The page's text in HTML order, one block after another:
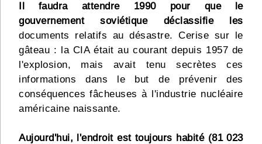
Il faudra attendre 1990 pour que le
gouvernement soviétique déclassifie les
documents relatifs au désastre. Cerise sur le
gâteau : la CIA était au courant depuis 1957 de
l'explosion, mais avait tenu secrètes ces
informations dans le but de prévenir des
conséquences fâcheuses à l'industrie nucléaire
américaine naissante.
Aujourd'hui, l'endroit est toujours habité (81 023